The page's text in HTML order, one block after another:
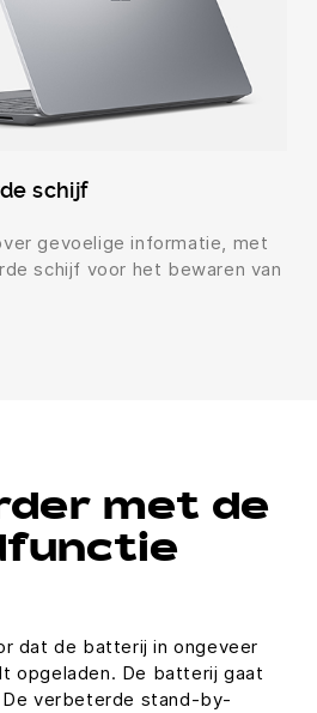
schijf
gevoelige informatie, met
schijf voor het bewaren van
met de
dat de batterij in ongeveer
opgeladen. De batterij gaat
De verbeterde stand-by-